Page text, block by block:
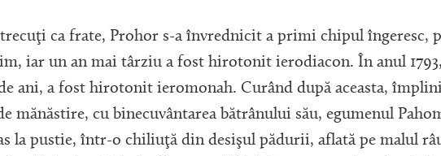
ca frate, Prohor s-a învrednicit a primi chipul îngeresc,
iar un an mai târziu a fost hirotonit ierodiacon. În anul 1793,
ani, a fost hirotonit ieromonah. Curând după aceasta,
mănăstire, cu binecuvântarea bătrânului său, egumenul
la pustie, într-o chiliuţă din desişul pădurii, aflată pe malul